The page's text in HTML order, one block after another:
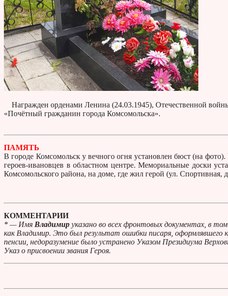
Награжден орденами Ленина (24.03.1945), Отечественной
«Почётный гражданин города Комсомольска».
ПАМЯТЬ
В городе Комсомольск у вечного огня установлен бюст (на
героев-ивановцев в областном центре. Мемориальные доски
Комсомольского района, на доме, где жил герой (ул. Спортивная,
КОММЕНТАРИИ
* — Имя Владимир указано во всех фронтовых документах, в
как Владимир. Это был результат ошибки писаря, оформлявшего
пенсии, недоразумение было устранено Указом Президиума
Указ о присвоении звания Героя.